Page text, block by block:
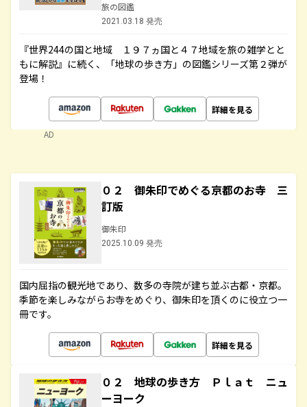
旅の図鑑
2021.03.18 発売
『世界244の国と地域 １９７ヵ国と４７地域を旅の雑学とと
もに解説』に続く、「地球の歩き方」の図鑑シリーズ第２弾が
登場！
詳細を見る
AD
０２ 御朱印でめぐる京都のお寺 三
訂版
御朱印
2025.10.09 発売
国内屈指の観光地であり、数多の寺院が建ち並ぶ古都・京都。
季節を楽しみながらお寺をめぐり、御朱印を頂くのに役立つ一
冊です。
詳細を見る
０２ 地球の歩き方 Ｐｌａｔ ニュ
ーヨーク